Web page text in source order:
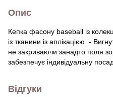
Опис
Кепка фасону baseball із
із тканини із аплікацією. -
не закриваючи занадто поля
забезпечує індивідуальну
Відгуки